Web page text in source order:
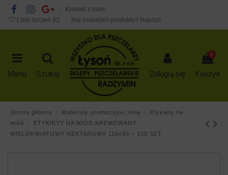
Kontakt z nami
Lista życzeń (0) Nie znalazłeś produktu? Napisz!
Menu Szukaj Zaloguj się
0
Koszyk
Strona główna Materiały promocyjne, inne
Etykiety na
miód
ETYKIETY NA MIÓD KREMOWANY
WIELOKWIATOWY NEKTAROWY 116x50 – 100 SZT.